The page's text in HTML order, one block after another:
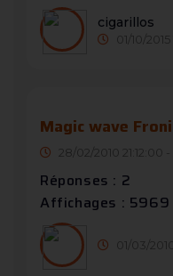
cigarillos
01/10/
Magic wave
28/02/2010 21:12:00 -
Réponses : 2
Affichages : 5969
01/03/